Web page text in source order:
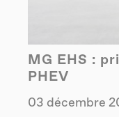
MG EHS :
PHEV
03 décembre